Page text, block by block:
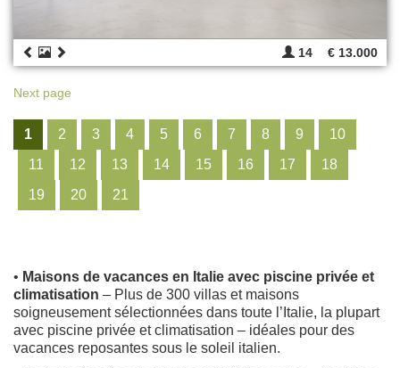
14 € 13.000
Next page
1 2 3 4 5 6 7 8 9
10
11
12 13 14 15 16 17
18
19
20 21
• Maisons de vacances en Italie avec piscine privée et
climatisation – Plus de 300 villas et maisons
soigneusement sélectionnées dans toute l’Italie, la plupart
avec piscine privée et climatisation – idéales pour des
vacances reposantes sous le soleil italien.